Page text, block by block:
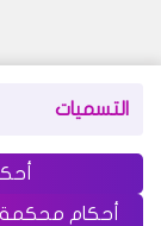
التسميات
أحكام